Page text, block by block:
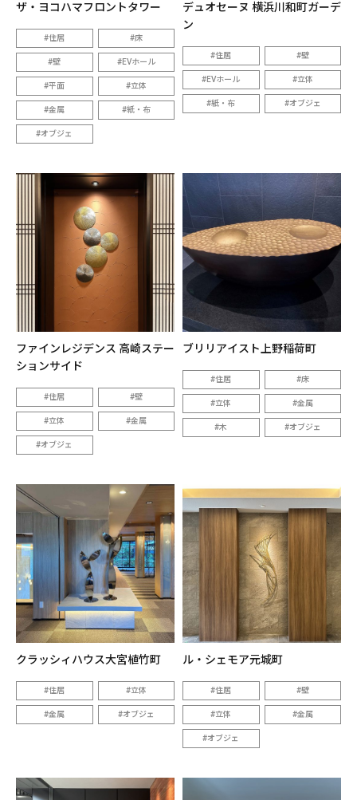
ザ・ヨコハマフロントタワー
住居 床
壁 EVホール
平面 立体
金属 紙・布
オブジェ
デュオセーヌ 横浜川和町ガーデ
ン
住居 壁
EVホール 立体
紙・布 オブジェ
ファインレジデンス 高崎ステー
ションサイド
住居 壁
立体 金属
オブジェ
ブリリアイスト上野稲荷町
住居 床
立体 金属
木 オブジェ
クラッシィハウス大宮植竹町
住居 立体
金属 オブジェ
ル・シェモア元城町
住居 壁
立体 金属
オブジェ